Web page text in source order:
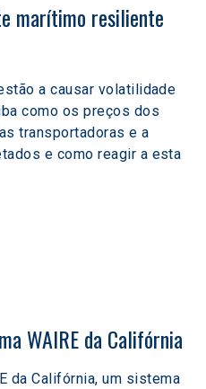
marítimo resiliente
a causar volatilidade
como os preços dos
transportadoras e a
e como reagir a esta
WAIRE da Califórnia
da Califórnia, um sistema